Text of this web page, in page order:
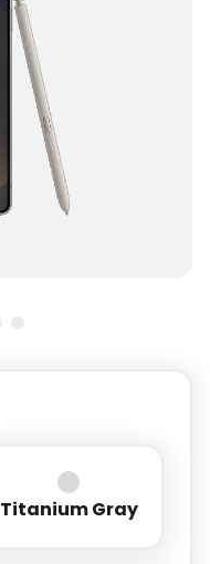
Titanium Gray
Titanium Gray